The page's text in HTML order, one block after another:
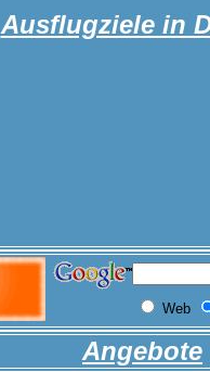
Ausflugziele in
Angebote